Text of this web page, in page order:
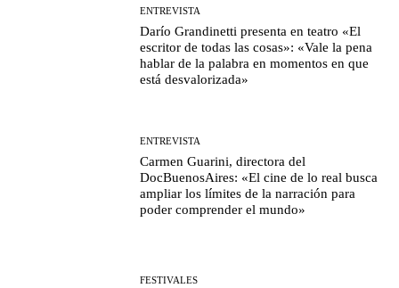
ENTREVISTA
Darío Grandinetti presenta en teatro «El
escritor de todas las cosas»: «Vale la pena
hablar de la palabra en momentos en que
está desvalorizada»
ENTREVISTA
Carmen Guarini, directora del
DocBuenosAires: «El cine de lo real busca
ampliar los límites de la narración para
poder comprender el mundo»
FESTIVALES